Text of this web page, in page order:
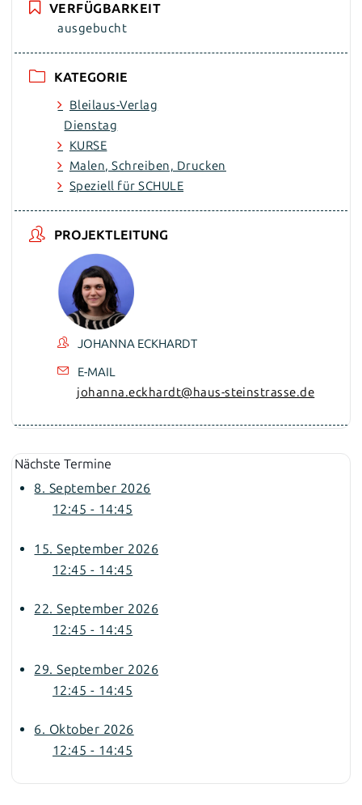
VERFÜGBARKEIT
ausgebucht
KATEGORIE
Bleilaus-Verlag
Dienstag
KURSE
Malen, Schreiben, Drucken
Speziell für SCHULE
PROJEKTLEITUNG
JOHANNA ECKHARDT
E-MAIL
johanna.eckhardt@haus-steinstrasse.de
Nächste Termine
8. September 2026
12:45 - 14:45
15. September 2026
12:45 - 14:45
22. September 2026
12:45 - 14:45
29. September 2026
12:45 - 14:45
6. Oktober 2026
12:45 - 14:45